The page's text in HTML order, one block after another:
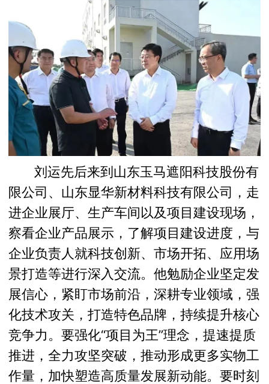
刘运先后来到山东玉马遮阳科技股份有
限公司、山东显华新材料科技有限公司，走
进企业展厅、生产车间以及项目建设现场，
察看企业产品展示，了解项目建设进度，与
企业负责人就科技创新、市场开拓、应用场
景打造等进行深入交流。他勉励企业坚定发
展信心，紧盯市场前沿，深耕专业领域，强
化技术攻关，打造特色品牌，持续提升核心
竞争力。要强化“项目为王”理念，提速提质
推进，全力攻坚突破，推动形成更多实物工
作量，加快塑造高质量发展新动能。要时刻